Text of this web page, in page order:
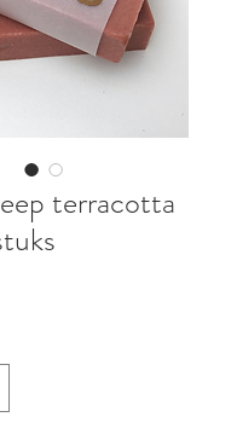
terracotta